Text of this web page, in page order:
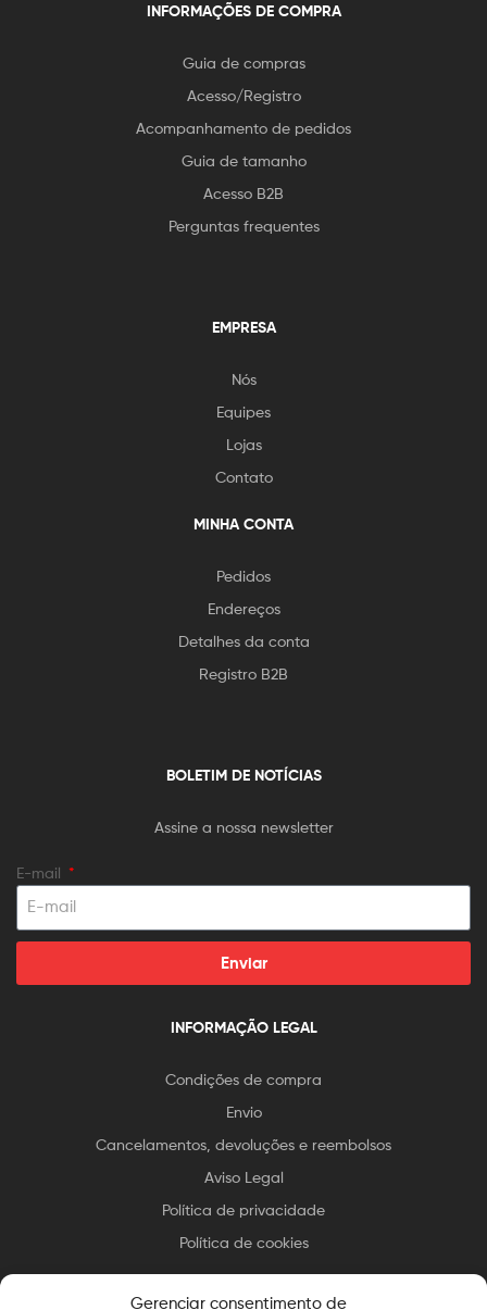
Gerenciar consentimento de
INFORMAÇÕES DE COMPRA
Guia de compras
Acesso/Registro
Acompanhamento de pedidos
Guia de tamanho
Acesso B2B
Perguntas frequentes
EMPRESA
Nós
Equipes
Lojas
Contato
MINHA CONTA
Pedidos
Endereços
Detalhes da conta
Registro B2B
BOLETIM DE NOTÍCIAS
Assine a nossa newsletter
E-mail
Enviar
INFORMAÇÃO LEGAL
Condições de compra
Envio
Cancelamentos, devoluções e reembolsos
Aviso Legal
Política de privacidade
Política de cookies